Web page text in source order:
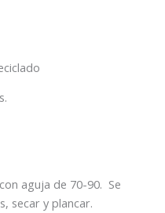
aguja de 70-90. Se
secar y plancar.